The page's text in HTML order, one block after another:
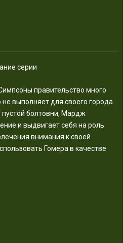
серии
правительство много
выполняет для своего города
болтовни, Мардж
и выдвигает себя на роль
внимания к своей
Гомера в качестве